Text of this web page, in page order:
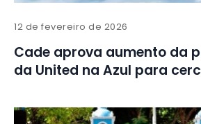
12 de fevereiro de 2026
Cade aprova aumento da
da United na Azul para